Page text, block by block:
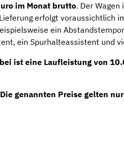
im Monat brutto. Der Wagen
erfolgt voraussichtlich
ein
ein Spurhalteassistent und
ist eine Laufleistung von
genannten Preise gelten